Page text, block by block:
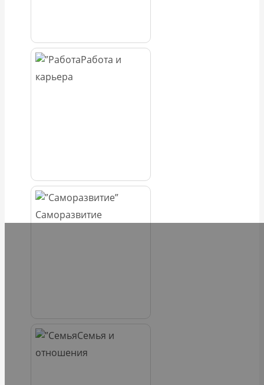
Работа и
карьера
Саморазвитие
Семья и
отношения